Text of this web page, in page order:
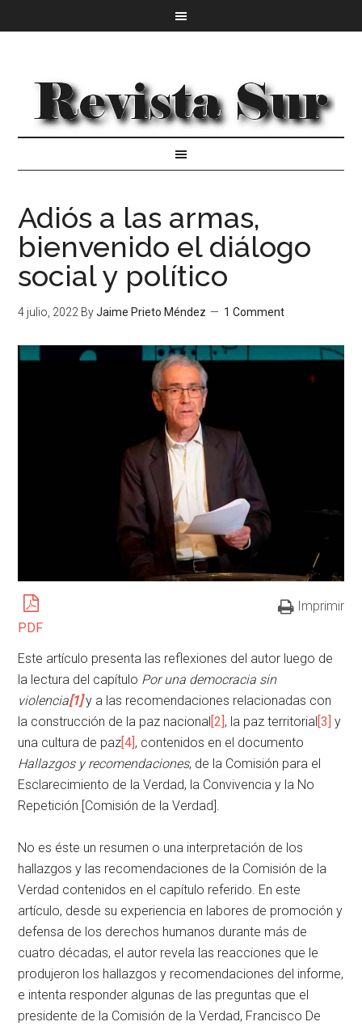
Adiós a las armas,
bienvenido el diálogo
social y político
4 julio, 2022 ByJaime Prieto Méndez 1 Comment
PDF
Imprimir
Este artículo presenta las reflexiones del autor luego de
la lectura del capítulo Por una democracia sin
violencia[1] y a las recomendaciones relacionadas con
la construcción de la paz nacional [2] , la paz territorial [3] y
una cultura de paz [4] , contenidos en el documento
Hallazgos y recomendaciones, de la Comisión para el
Esclarecimiento de la Verdad, la Convivencia y la No
Repetición [Comisión de la Verdad].
No es éste un resumen o una interpretación de los
hallazgos y las recomendaciones de la Comisión de la
Verdad contenidos en el capítulo referido. En este
artículo, desde su experiencia en labores de promoción y
defensa de los derechos humanos durante más de
cuatro décadas, el autor revela las reacciones que le
produjeron los hallazgos y recomendaciones del informe,
e intenta responder algunas de las preguntas que el
presidente de la Comisión de la Verdad, Francisco De